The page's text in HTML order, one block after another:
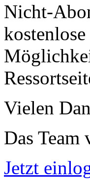
Nicht-
Vielen
Das Team
Jetzt